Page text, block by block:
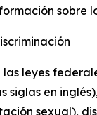
sobre
leyes
siglas en
sexual),